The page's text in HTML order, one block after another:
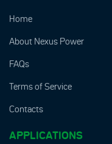
Home
About Nexus Power
FAQs
Terms of Service
Contacts
APPLICATIONS